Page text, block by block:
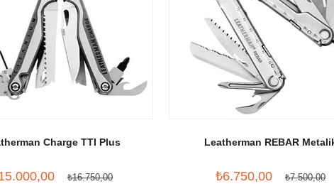
Charge TTI Plus
₺16.750,00
Leatherman REBAR
₺6.750,00 ₺7.500,00